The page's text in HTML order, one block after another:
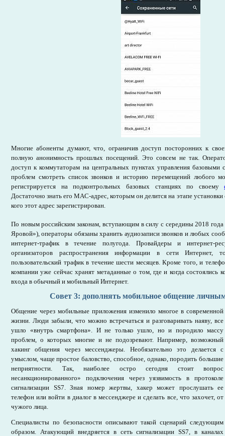
Многие абоненты думают, что, ограничив доступ посторонних к
полную анонимность прошлых посещений. Это совсем не так.
доступ к коммутаторам на центральных пунктах управления базовыми
проблем смотреть список звонков и историю перемещений любого
регистрируется на подконтрольных базовых станциях по своему
Достаточно знать его MAC-адрес, которым он делится на этапе установки
кого этот адрес зарегистрирован.
По новым российским законам, вступающим в силу с середины 2018
Яровой»), операторы обязаны хранить аудиозаписи звонков и любых
интернет-трафик в течение полугода. Провайдеры и интернет-
организаторов распространения информации в сети Интернет,
пользовательский трафик в течение шести месяцев. Кроме того, и
компании уже сейчас хранят метаданные о том, где и когда состоялись
входа в обычный и мобильный Интернет.
Совет 3: дополнять мобильное общение
Общение через мобильные приложения изменило многое в современной
жизни. Люди забыли, что можно встречаться и разговаривать наяву, все
ушло «внутрь смартфона». И не только ушло, но и породило массу
проблем, о которых многие и не подозревают. Например, возможный
хакинг общения через мессенджеры. Необязательно это делается с
умыслом, чаще простое баловство, способное, однако, породить большие
неприятности. Так, наиболее остро сегодня стоит вопрос
несанкционированного» подключения через уязвимость в протоколе
сигнализации SS7. Зная номер жертвы, хакер может прослушать ее
телефон или войти в диалог в мессенджере и сделать все, что захочет, от
чужого лица.
Специалисты по безопасности описывают такой сценарий следующим
образом. Атакующий внедряется в сеть сигнализации SS7, в каналах